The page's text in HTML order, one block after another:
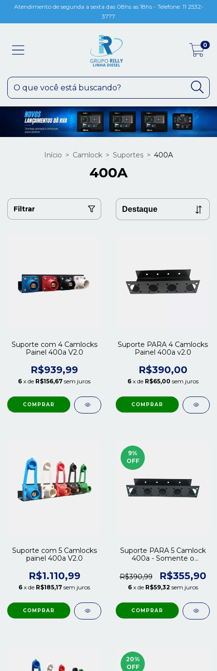
Atendimento de segunda a sexta das 08hs as 18hs - Telefone: 11 2532-
3777
0
Início > Camlock > Suportes > 400A
400A
Filtrar
Suporte com 4 Camlocks
Painel 400a V2.0
R$939,99
6 x de R$156,67 sem juros
COMPRAR
Suporte PARA 4 Camlocks
Painel 400a v2.0
R$390,00
6 x de R$65,00 sem juros
Suporte com 5 Camlocks
painel 400a V2.0
R$1.110,99
6 x de R$185,17 sem juros
COMPRAR
9%
OFF
Suporte PARA 5 Camlock
400a - Somente o
R$390,99
R$355,90
6 x de R$59,32 sem juros
20%
OFF